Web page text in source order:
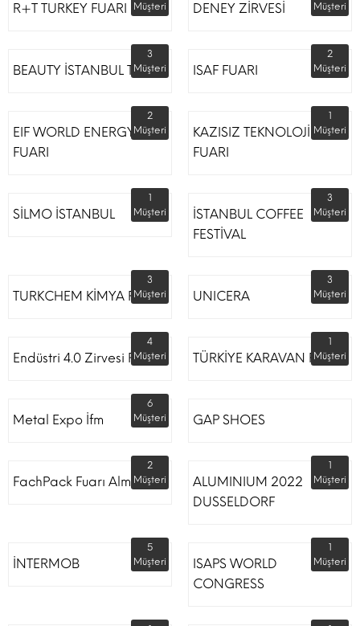
R+T TURKEY FUARI
Müşteri
DENEY ZİRVESİ
Müşteri
BEAUTY İSTANBUL TÜYAP
3
Müşteri
ISAF FUARI
2
Müşteri
EIF WORLD ENERGY
FUARI
2
Müşteri
KAZISIZ TEKNOLOJİLER
FUARI
1
Müşteri
SİLMO İSTANBUL
1
Müşteri
İSTANBUL COFFEE
FESTİVAL
3
Müşteri
TURKCHEM KİMYA FUARI
3
Müşteri
UNICERA
3
Müşteri
Endüstri 4.0 Zirvesi Fuarı
4
Müşteri
TÜRKİYE KARAVAN FUARI
1
Müşteri
Metal Expo İfm
6
Müşteri
GAP SHOES
FachPack Fuarı Almanya
2
Müşteri
ALUMINIUM 2022
DUSSELDORF
1
Müşteri
İNTERMOB
5
Müşteri
ISAPS WORLD
CONGRESS
1
Müşteri